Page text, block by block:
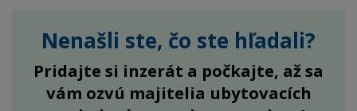
Nenašli ste, čo ste hľadali?
Pridajte si inzerát a počkajte, až sa
vám ozvú majitelia ubytovacích